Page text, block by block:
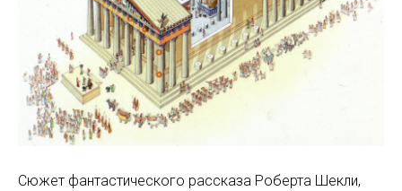
Сюжет фантастического рассказа Роберта Шекли,